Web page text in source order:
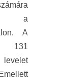
a
A
131